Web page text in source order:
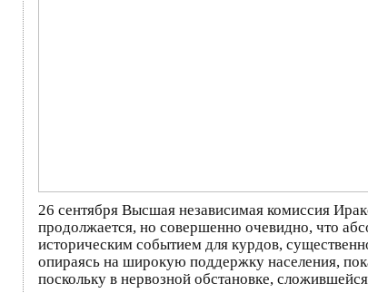
26 сентября Высшая независимая комиссия
продолжается, но совершенно очевидно, что
историческим событием для курдов,
опираясь на широкую поддержку населения,
поскольку в нервозной обстановке,